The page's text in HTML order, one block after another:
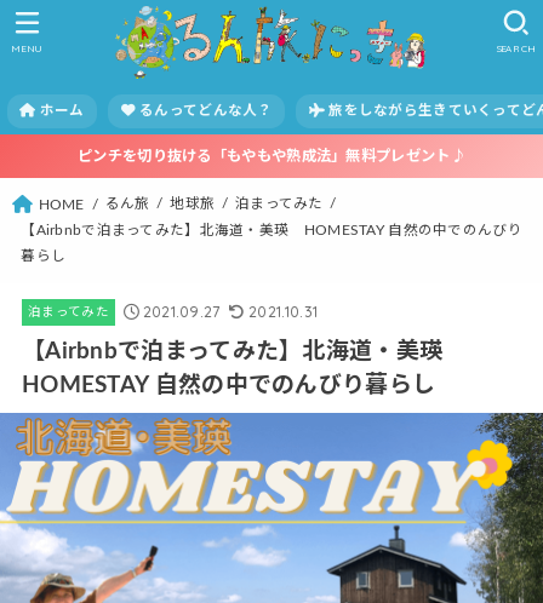
ホーム るんってどんな人？ 旅をしながら生きていくってど
SEARCH
MENU
ピンチを切り抜ける「もやもや熟成法」無料プレゼント♪
HOME るん旅 地球旅
泊まってみた
【Airbnbで泊まってみた】北海道・美瑛 HOMESTAY 自然の中でのんびり
暮らし
泊まってみた 2021.09.27 2021.10.31
【Airbnbで泊まってみた】北海道・美瑛
HOMESTAY 自然の中でのんびり暮らし